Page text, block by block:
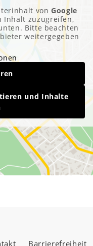
vonGoogle
Inhalt zuzugreifen,
Bitte beachten
weitergegeben
und Inhalte
Barrierefreiheit